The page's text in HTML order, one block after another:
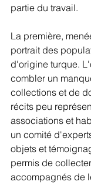
partie du travail.
La première,
portrait des
d'origine turque.
combler un
collections et de
récits peu
associations et
un comité
objets et
permis de
accompagnés de